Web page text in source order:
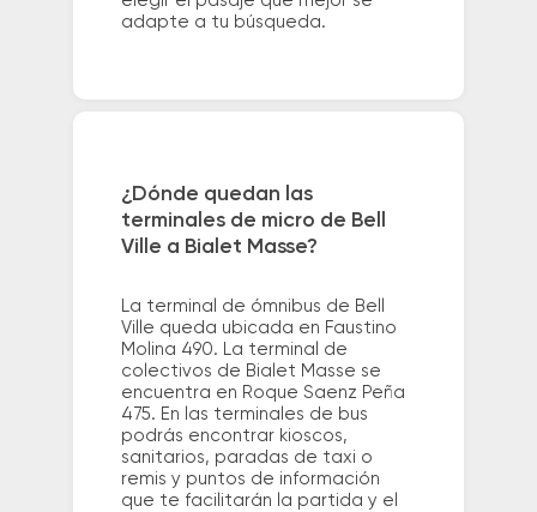
adapte a tu búsqueda.
¿Dónde quedan las
terminales de micro de Bell
Ville a Bialet Masse?
La terminal de ómnibus de Bell
Ville queda ubicada en Faustino
Molina 490. La terminal de
colectivos de Bialet Masse se
encuentra en Roque Saenz Peña
475. En las terminales de bus
podrás encontrar kioscos,
sanitarios, paradas de taxi o
remis y puntos de información
que te facilitarán la partida y el